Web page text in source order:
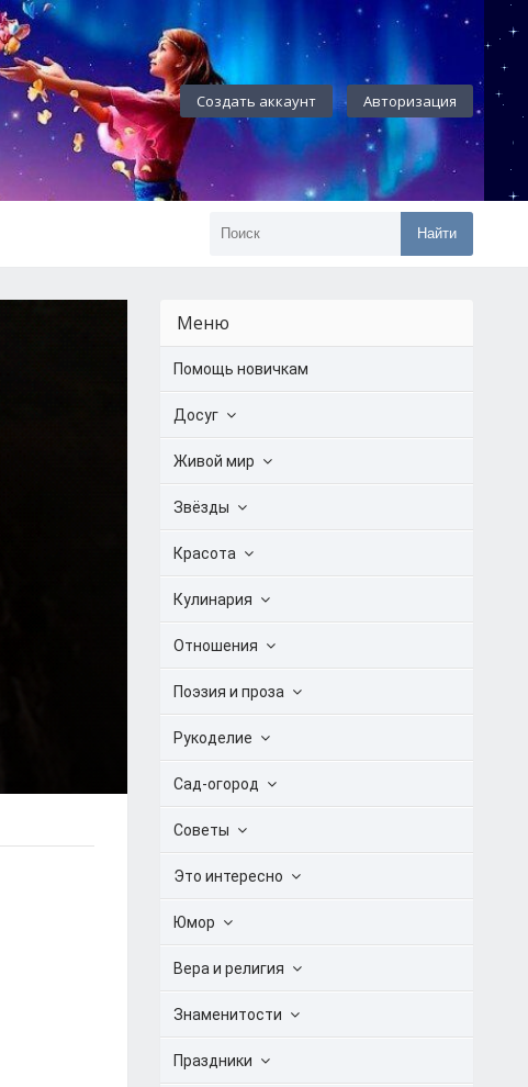
Создать аккаунт Авторизация
Найти
Меню
Помощь новичкам
Досуг
Живой мир
Звёзды
Красота
Кулинария
Отношения
Поэзия и проза
Рукоделие
Сад-огород
Советы
Это интересно
Юмор
Вера и религия
Знаменитости
Праздники